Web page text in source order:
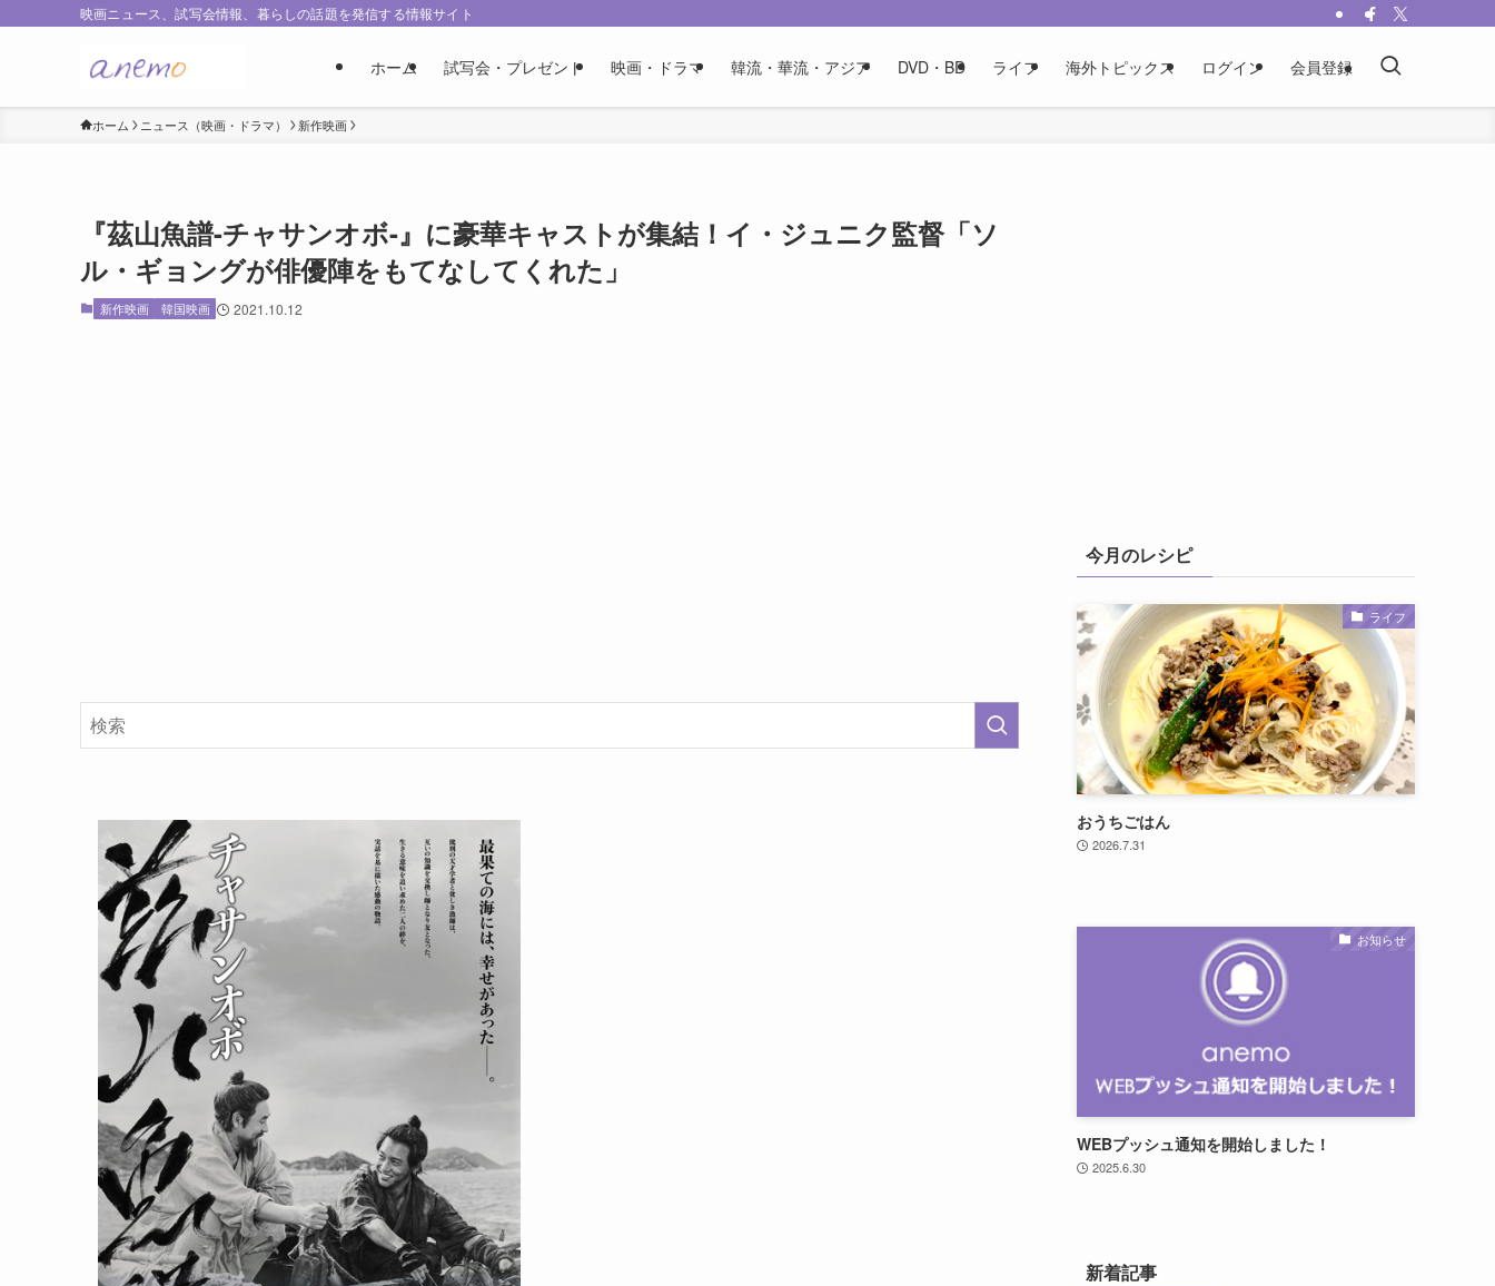
映画ニュース、試写会情報、暮らしの話題を発信する情報サイト
ホーム 試写会・プレゼント 映画・ドラマ 韓流・華流・アジア DVD・BD ライフ 海外トピックス ログイン 会員登録
ホーム ニュース（映画・ドラマ） 新作映画
『茲山魚譜-チャサンオボ-』に豪華キャストが集結！イ・ジュニク監督「ソ
ル・ギョングが俳優陣をもてなしてくれた」
新作映画 韓国映画 2021.10.12
今月のレシピ
ライフ
おうちごはん
2026.7.31
お知らせ
WEBプッシュ通知を開始しました！
2025.6.30
新着記事